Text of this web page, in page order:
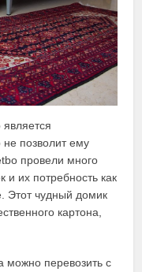
не позволит ему
провели много
и их потребность как
Этот чудный домик
картона,
можно перевозить с